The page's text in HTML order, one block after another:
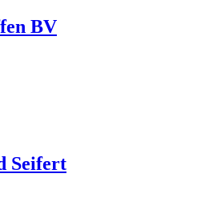
BV
Seifert